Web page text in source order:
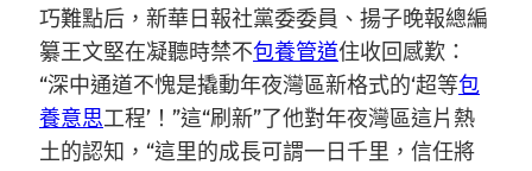
巧難點后，新華日報社黨委委員、揚子晚報總編
纂王文堅在凝聽時禁不包養管道住收回感歎：
“深中通道不愧是撬動年夜灣區新格式的‘超等包
養意思工程’！”這“刷新”了他對年夜灣區這片熱
土的認知，“這里的成長可謂一日千里，信任將